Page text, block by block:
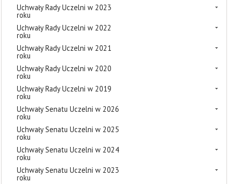
Uchwały Rady Uczelni w 2023
roku
Uchwały Rady Uczelni w 2022
roku
Uchwały Rady Uczelni w 2021
roku
Uchwały Rady Uczelni w 2020
roku
Uchwały Rady Uczelni w 2019
roku
Uchwały Senatu Uczelni w 2026
roku
Uchwały Senatu Uczelni w 2025
roku
Uchwały Senatu Uczelni w 2024
roku
Uchwały Senatu Uczelni w 2023
roku